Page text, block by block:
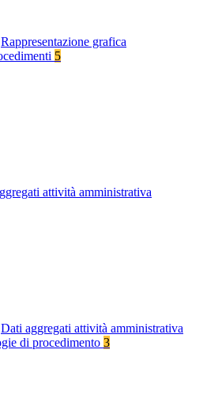
Rappresentazione grafica
5
attività amministrativa
Dati aggregati attività amministrativa
di procedimento 3